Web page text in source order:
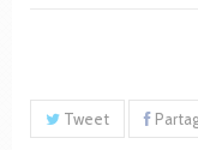
Tweet